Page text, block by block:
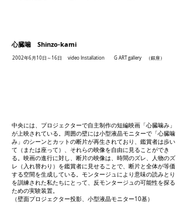
心臓噛 Shinzo-kami
2002年6月10日～16日 video Installation G ART gallery （銀座）
中央には、プロジェクターで自主制作の短編映画「心臓噛み」
が上映されている。周囲の壁には小型液晶モニターで「心臓噛
み」のシーンとカットの断片が再生されており、鑑賞者は歩い
て（または座って）、それらの映像を自由に見ることができ
る。映画の進行に対し、断片の映像は、時間のズレ、人物のズ
レ（入れ替わり）を鑑賞者に見せることで、断片と全体が等価
する空間を生成している。モンタージュにより意味の読みとり
を訓練された私たちにとって、反モンタージュの可能性を探る
ための実験装置。
（壁面プロジェクター投影、小型液晶モニター10基）